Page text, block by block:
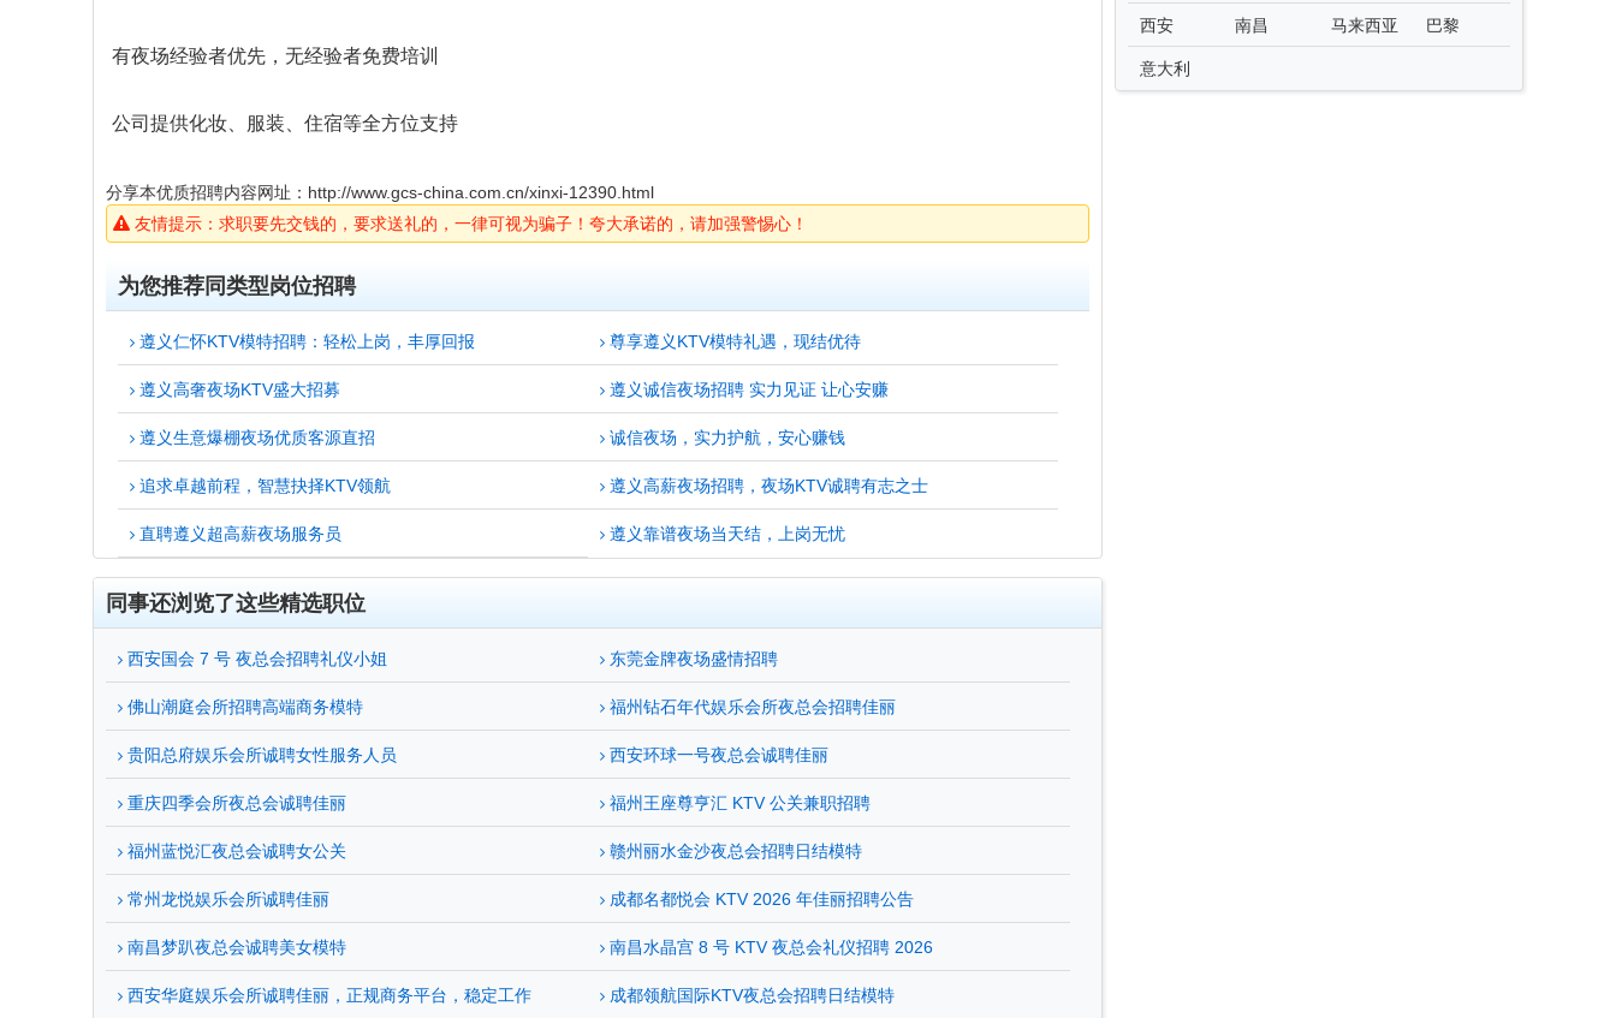
有夜场经验者优先，无经验者免费培训
公司提供化妆、服装、住宿等全方位支持
分享本优质招聘内容网址： http://www.gcs-china.com.cn/xinxi-12390.html
友情提示：求职要先交钱的，要求送礼的，一律可视为骗子！夸大承诺的，请加强警惕心！
为您推荐同类型岗位招聘
遵义仁怀KTV模特招聘：轻松上岗，丰厚回报 尊享遵义KTV模特礼遇，现结优待
遵义高奢夜场KTV盛大招募 遵义诚信夜场招聘 实力见证 让心安赚
遵义生意爆棚夜场优质客源直招 诚信夜场，实力护航，安心赚钱
追求卓越前程，智慧抉择KTV领航 遵义高薪夜场招聘，夜场KTV诚聘有志之士
直聘遵义超高薪夜场服务员 遵义靠谱夜场当天结，上岗无忧
同事还浏览了这些精选职位
西安国会 7 号 夜总会招聘礼仪小姐 东莞金牌夜场盛情招聘
佛山潮庭会所招聘高端商务模特 福州钻石年代娱乐会所夜总会招聘佳丽
贵阳总府娱乐会所诚聘女性服务人员 西安环球一号夜总会诚聘佳丽
重庆四季会所夜总会诚聘佳丽 福州王座尊亨汇 KTV 公关兼职招聘
福州蓝悦汇夜总会诚聘女公关 赣州丽水金沙夜总会招聘日结模特
常州龙悦娱乐会所诚聘佳丽 成都名都悦会 KTV 2026 年佳丽招聘公告
南昌梦趴夜总会诚聘美女模特 南昌水晶宫 8 号 KTV 夜总会礼仪招聘 2026
西安华庭娱乐会所诚聘佳丽，正规商务平台，稳定工作 成都领航国际KTV夜总会招聘日结模特
西安 南昌 马来西亚 巴黎
意大利